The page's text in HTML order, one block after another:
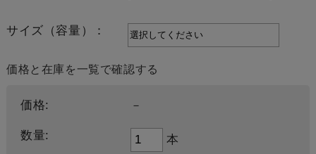
サイズ（容量）：
価格と在庫を一覧で確認する
価格: －
数量: 本